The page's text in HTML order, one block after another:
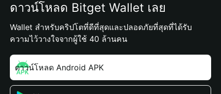
ดาวน์โหลด Bitget Wallet เลย
Wallet สำหรับคริปโตที่ดีที่สุดและปลอดภัยที่สุดที่ได้รับ
ความไว้วางใจจากผู้ใช้ 40 ล้านคน
ดาวน์โหลด Android APK